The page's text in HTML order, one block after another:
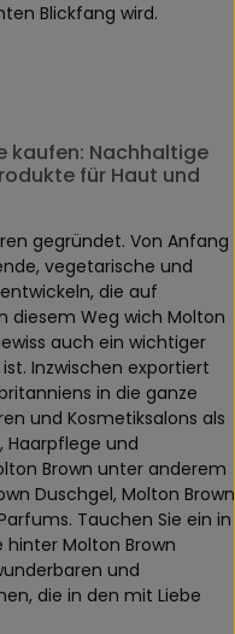
Blickfang wird.
kaufen: Nachhaltige
für Haut und
gegründet. Von Anfang
vegetarische und
die auf
diesem Weg wich Molton
auch ein wichtiger
Inzwischen exportiert
in die ganze
und Kosmetiksalons als
Haarpflege und
Brown unter anderem
Duschgel, Molton Brown
Tauchen Sie ein in
Molton Brown
und
die in den mit Liebe